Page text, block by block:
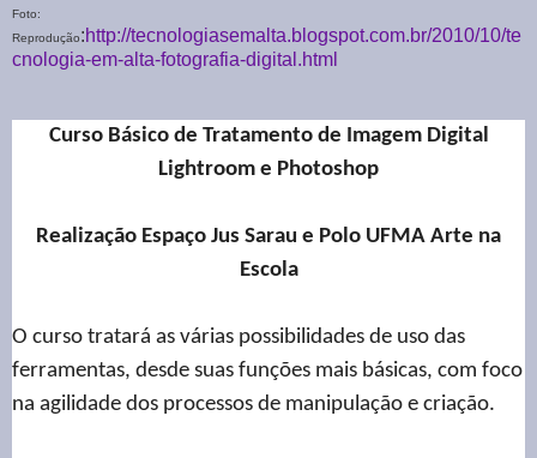
Foto:
Reprodução:http://tecnologiasemalta.blogspot.com.br/2010/10/te
cnologia-em-alta-fotografia-digital.html
Curso Básico de Tratamento de Imagem Digital
Lightroom e Photoshop
Realização Espaço Jus Sarau e Polo UFMA Arte na
Escola
O curso tratará as várias possibilidades de uso das
ferramentas, desde suas funções mais básicas, com foco
na agilidade dos processos de manipulação e criação.